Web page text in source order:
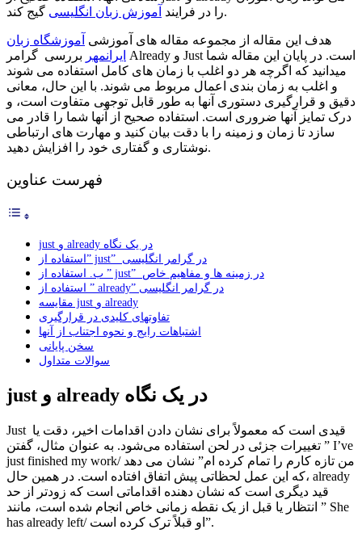
را در فرایند آموزش زبان انگلیسی گیج کند.
هدف این مقاله از مجموعه مقاله های آموزشی آموزشگاه زبان
ایرانمهر بررسی گرامر Already و Just است. در پایان این مقاله شما
میدانید که اگرچه هر دو اغلب با زمان های کامل استفاده می شوند
و اغلب به زمان بندی اعمال مربوط می شوند. با این حال، معانی
دقیق و قرارگیری دستوری آنها به طور قابل توجهی متفاوت است، و
درک تمایز آنها ضروری است. استفاده صحیح از آنها شما را قادر می
سازد تا زمان و زمینه را با دقت بیان کنید و مهارت های ارتباطی
نوشتاری و گفتاری خود را افزایش دهید.
فهرست عناوین
just و already در یک نگاه
استفاده از” just” در گرامر انگلیسی
ب. استفاده از ” just” در زمینه ها و مفاهیم خاص
استفاده از ” already” در گرامر انگلیسی
مقایسه just و already
تفاوتهای کلیدی در قرارگیری
اشتباهات رایج و نحوه اجتناب از آنها
سخن پایانی
سوالات متداول
just و already در یک نگاه
Just قیدی است که معمولاً برای نشان دادن اقدامات اخیر، دقت یا
تغییرات جزئی در لحن استفاده می‌شود. به عنوان مثال، گفتن ” I’ve
just finished my work/ من تازه کارم را تمام کرده ام” نشان می دهد
که این عمل لحظاتی پیش اتفاق افتاده است. در همین حال، already
قید دیگری است که نشان دهنده اقداماتی است که زودتر از حد
انتظار یا قبل از یک نقطه زمانی خاص انجام شده است، مانند ” She
has already left/ او قبلاً ترک کرده است”.